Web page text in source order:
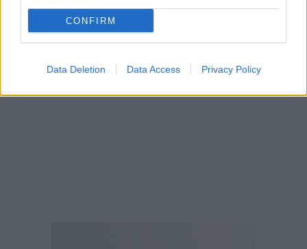
CONFIRM
Data Deletion Data Access Privacy Policy